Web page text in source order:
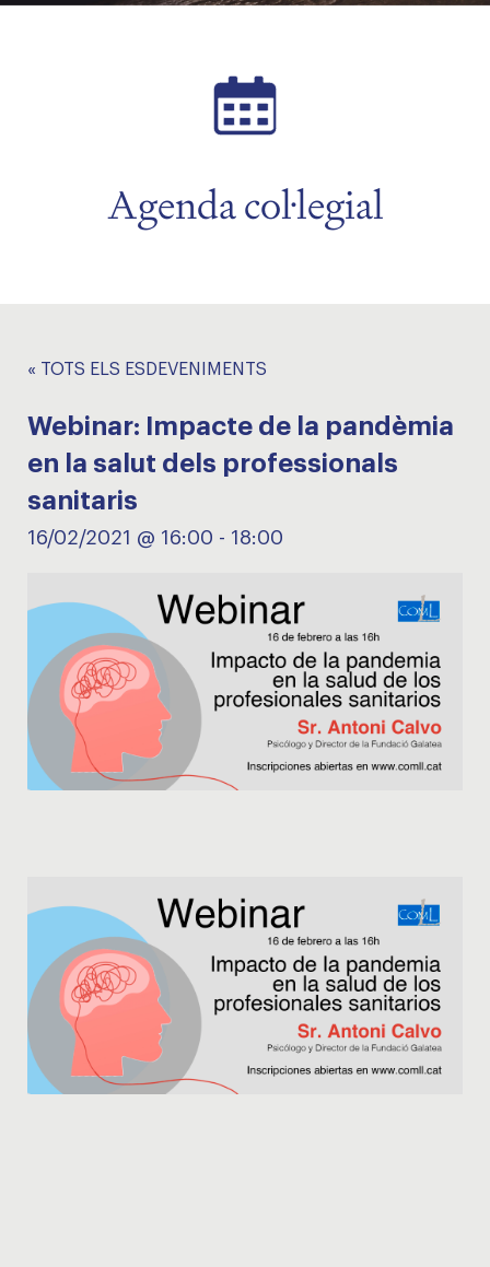
Agenda col·legial
« TOTS ELS ESDEVENIMENTS
Webinar: Impacte de la pandèmia
en la salut dels professionals
sanitaris
16/02/2021 @ 16:00 - 18:00